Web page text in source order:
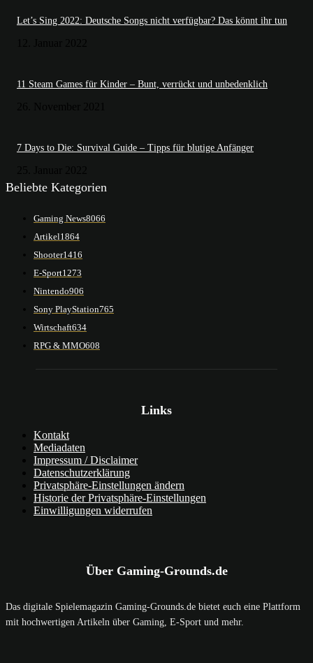
Let’s Sing 2022: Deutsche Songs nicht verfügbar? Das könnt ihr tun
11 Steam Games für Kinder – Bunt, verrückt und unbedenklich
7 Days to Die: Survival Guide – Tipps für blutige Anfänger
Beliebte Kategorien
Gaming News8066
Artikel1864
Shooter1416
E-Sport1273
Nintendo906
Sony PlayStation765
Wirtschaft634
RPG & MMO608
Links
Kontakt
Mediadaten
Impressum / Disclaimer
Datenschutzerklärung
Privatsphäre-Einstellungen ändern
Historie der Privatsphäre-Einstellungen
Einwilligungen widerrufen
Über Gaming-Grounds.de
Das digitale Spielemagazin Gaming-Grounds.de bietet euch eine Plattform
mit hochwertigen Artikeln über Gaming, E-Sport und mehr.